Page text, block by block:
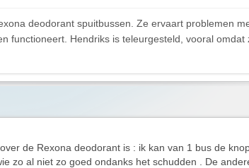
deodorant spuitbussen. Ze ervaart problemen
functioneert. Hendriks is teleurgesteld, vooral
de Rexona deodorant is : ik kan van 1 bus de
zo al niet zo goed ondanks het schudden . De